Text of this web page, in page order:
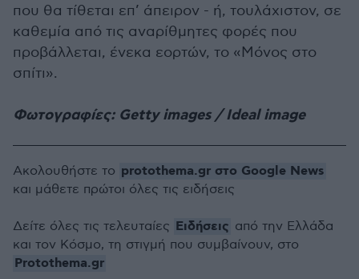
που θα τίθεται επ’ άπειρον - ή, τουλάχιστον, σε
καθεμία από τις αναρίθμητες φορές που
προβάλλεται, ένεκα εορτών, το «Μόνος στο
σπίτι».
Φωτογραφίες: Getty images / Ideal image
Ακολουθήστε το protothema.gr στο Google News
και μάθετε πρώτοι όλες τις ειδήσεις
Δείτε όλες τις τελευταίες Ειδήσεις από την Ελλάδα
και τον Κόσμο, τη στιγμή που συμβαίνουν, στο
Protothema.gr